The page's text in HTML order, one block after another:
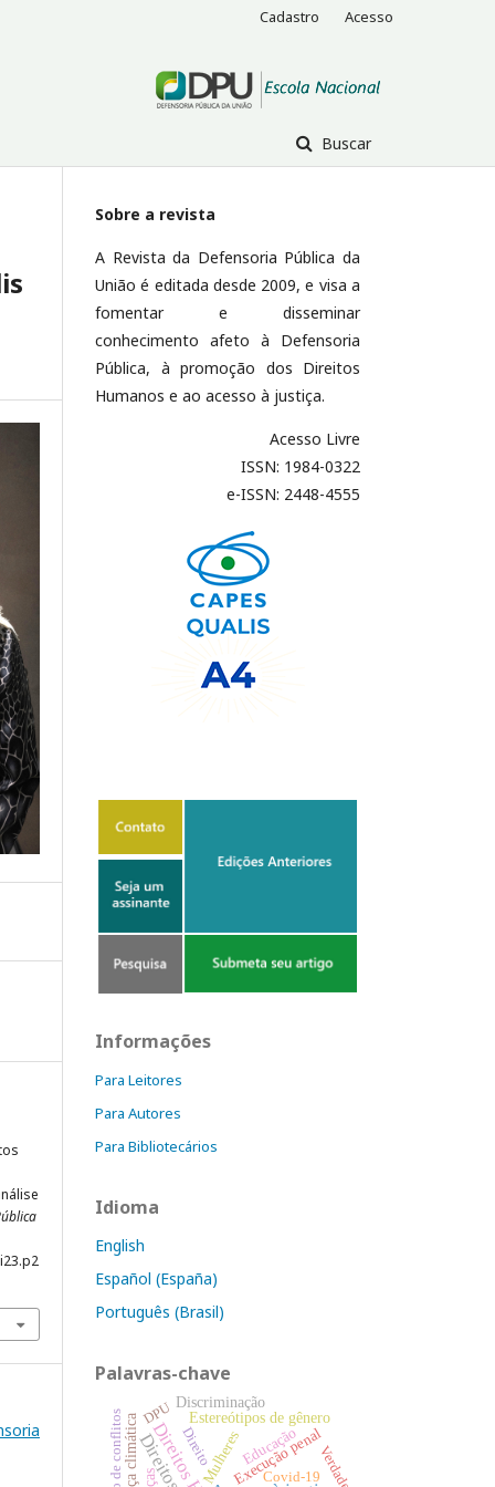
Buscar
Cadastro Acesso
Sobre a revista
A Revista da Defensoria Pública da
União é editada desde 2009, e visa a
fomentar e disseminar
conhecimento afeto à Defensoria
Pública, à promoção dos Direitos
Humanos e ao acesso à justiça.
Acesso Livre
ISSN: 1984-0322
e-ISSN: 2448-4555
Informações
Para Leitores
Para Autores
Para Bibliotecários
Idioma
English
Español (España)
Português (Brasil)
Palavras-chave
MulheresExecução penal
Estereótipos de gênero
Educação
Justiça climática
Discriminação
Direito
Covid-19Verdade
DPU